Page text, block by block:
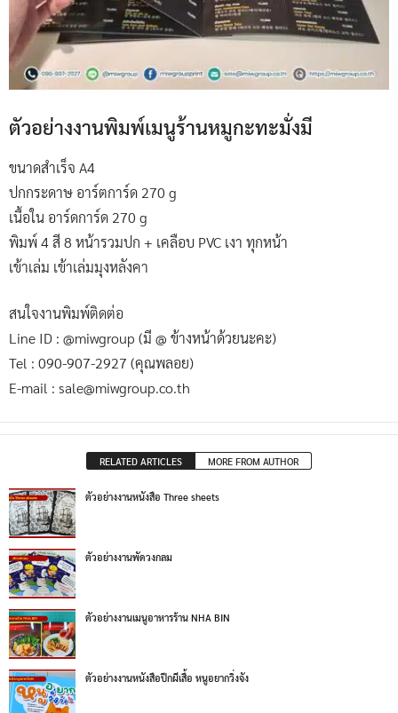
ตัวอย่างงานพิมพ์เมนูร้านหมูกะทะมั่งมี
ขนาดสำเร็จ A4
ปกกระดาษ อาร์ตการ์ด 270 g
เนื้อใน อาร์ดการ์ด 270 g
พิมพ์ 4 สี 8 หน้ารวมปก + เคลือบ PVC เงา ทุกหน้า
เข้าเล่ม เข้าเล่มมุงหลังคา
สนใจงานพิมพ์ติดต่อ
Line ID : @miwgroup (มี @ ข้างหน้าด้วยนะคะ)
Tel : 090-907-2927 (คุณพลอย)
E-mail : sale@miwgroup.co.th
RELATED ARTICLES MORE FROM AUTHOR
ตัวอย่างงานหนังสือ Three sheets
ตัวอย่างงานพัดวงกลม
ตัวอย่างงานเมนูอาหารร้าน NHA BIN
ตัวอย่างงานหนังสือปีกผีเสื้อ หนูอยากวิ่งจัง